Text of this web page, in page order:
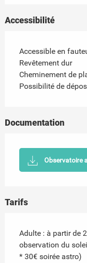
Accessibilité
Accessible en
Revêtement dur
Cheminement de
Possibilité de
Documentation
Observatoire
Tarifs
Adulte : à partir de
observation du soleil
* 30€ soirée astro)